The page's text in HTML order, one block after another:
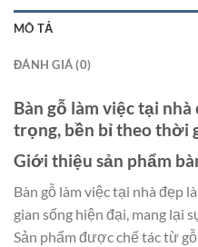
MÔ TẢ
ĐÁNH GIÁ (0)
Bàn gỗ làm việc tại
trọng, bền bỉ theo thời
Giới thiệu sản phẩm
Bàn gỗ làm việc tại nhà đẹp
gian sống hiện đại, mang lại
Sản phẩm được chế tác từ